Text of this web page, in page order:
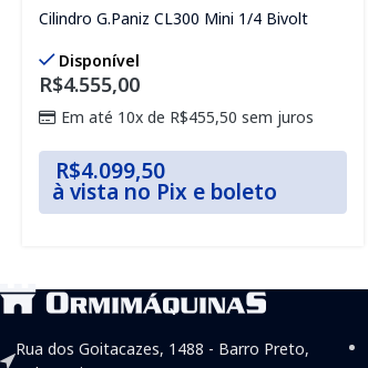
Cilindro G.Paniz CL300 Mini 1/4 Bivolt
Disponível
R$4.555,00
Em até 10x de R$455,50 sem juros
R$4.099,50
à vista no Pix e boleto
Rua dos Goitacazes, 1488 - Barro Preto,